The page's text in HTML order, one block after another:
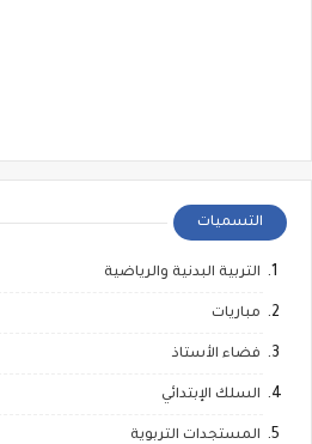
التسميات
التربية البدنية والرياضية
مباريات
فضاء الأستاذ
السلك الإبتدائي
المستجدات التربوية